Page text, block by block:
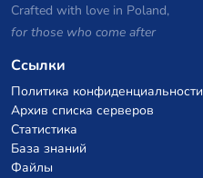
Crafted with love in Poland,
for those who come after
Ссылки
Политика конфиденциальности
Архив списка серверов
Статистика
База знаний
Файлы